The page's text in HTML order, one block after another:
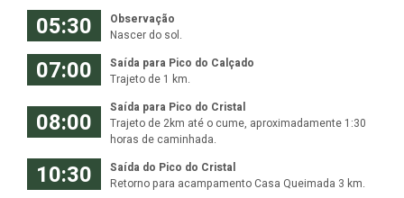
05:30
Observação
Nascer do sol.
07:00
Saída para Pico do Calçado
Trajeto de 1 km.
08:00
Saída para Pico do Cristal
Trajeto de 2km até o cume, aproximadamente 1:30
horas de caminhada.
10:30
Saída do Pico do Cristal
Retorno para acampamento Casa Queimada 3 km.